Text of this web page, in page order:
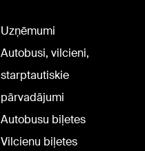
Uzņēmumi
Autobusi, vilcieni,
starptautiskie
pārvadājumi
Autobusu biļetes
Vilcienu biļetes